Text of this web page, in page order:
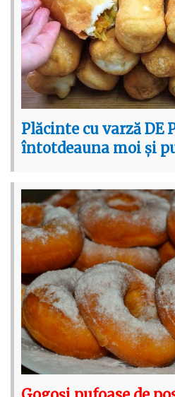
Plăcinte cu varză DE
întotdeauna moi și